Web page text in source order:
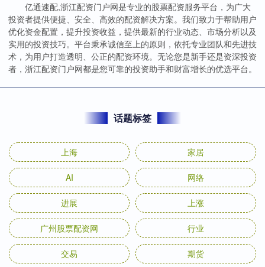
亿通速配,浙江配资门户网是专业的股票配资服务平台，为广大
投资者提供便捷、安全、高效的配资解决方案。我们致力于帮助用户
优化资金配置，提升投资收益，提供最新的行业动态、市场分析以及
实用的投资技巧。平台秉承诚信至上的原则，依托专业团队和先进技
术，为用户打造透明、公正的配资环境。无论您是新手还是资深投资
者，浙江配资门户网都是您可靠的投资助手和财富增长的优选平台。
话题标签
上海 家居
AI 网络
进展 上涨
广州股票配资网 行业
交易 期货